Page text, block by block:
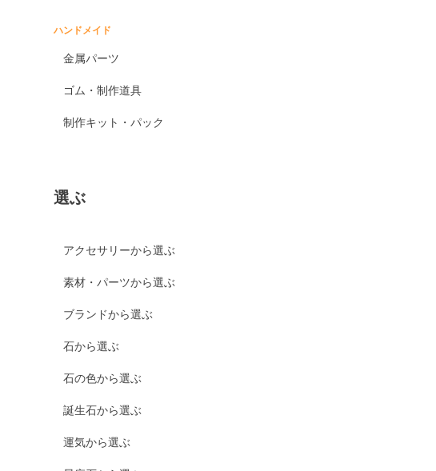
ハンドメイド
金属パーツ
ゴム・制作道具
制作キット・パック
選ぶ
アクセサリーから選ぶ
素材・パーツから選ぶ
ブランドから選ぶ
石から選ぶ
石の色から選ぶ
誕生石から選ぶ
運気から選ぶ